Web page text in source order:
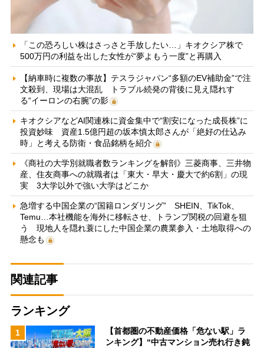
「この恐ろしい株はさっさと手放したい…」キオクシア株で
500万円の利益を出した女性が“夢よもう一度”と再購入
【納車時に複数の事故】テスラジャパン“多額のEV補助金”で注
文殺到、現場は大混乱 トラブル続発の背後に見え隠れす
る“イーロンの右腕”の影
キオクシアなどAI関連株に資金集中で“割安になった成長株”に
投資妙味 資産1.5億円超の坂本慎太郎さんが「絶好の仕込み
時」と考える防衛・食品銘柄を紹介
《商社の大学別就職者数ランキングを解剖》三菱商事、三井物
産、住友商事への就職者は「東大・早大・慶大で約6割」の現
実 3大学以外で強い大学はどこか
急増する中国企業の“国籍ロンダリング” SHEIN、TikTok、
Temu…本社機能を海外に移転させ、トランプ関税の回避を狙
う 現地人を隠れ蓑にした中国企業の農業参入・土地取得への
懸念も
関連記事
ランキング
1
【首都圏の不動産価格「危ない駅」ラ
ンキング】“中古マンション売れ行き鈍